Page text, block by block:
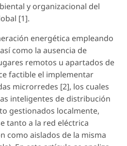
y organizacional del
[1].
energética empleando
como la ausencia de
remotos u apartados de
factible el implementar
microrredes [2], los cuales
inteligentes de distribución
gestionados localmente,
tanto a la red eléctrica
como aislados de la misma